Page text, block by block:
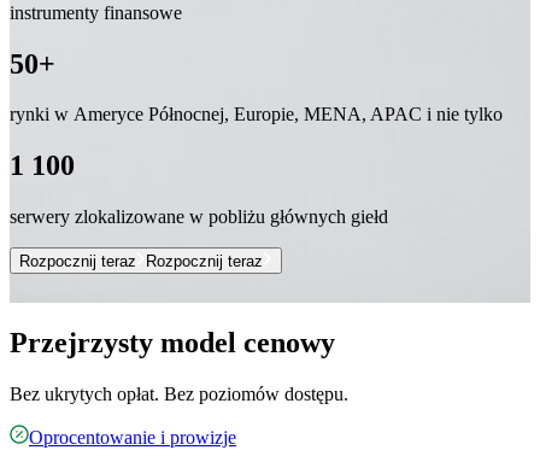
instrumenty finansowe
50+
rynki w Ameryce Północnej, Europie, MENA, APAC i nie tylko
1 100
serwery zlokalizowane w pobliżu głównych giełd
Rozpocznij teraz Rozpocznij teraz
Przejrzysty model cenowy
Bez ukrytych opłat. Bez poziomów dostępu.
Oprocentowanie i prowizje